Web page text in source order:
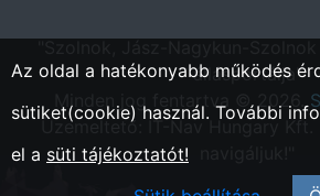
állásportálja"
Minden jog fentartva © 2026.
Üzemeltető: IT-Nav Hungary
Az oldal a hatékonyabb működés
sütiket(cookie) használ. További
el a süti tájékoztatót!